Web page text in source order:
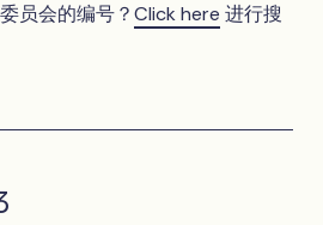
员会的编号？Click here 进行搜